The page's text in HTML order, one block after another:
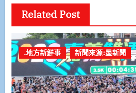
Related Post
.地方新鮮事 新聞來源:墨新聞